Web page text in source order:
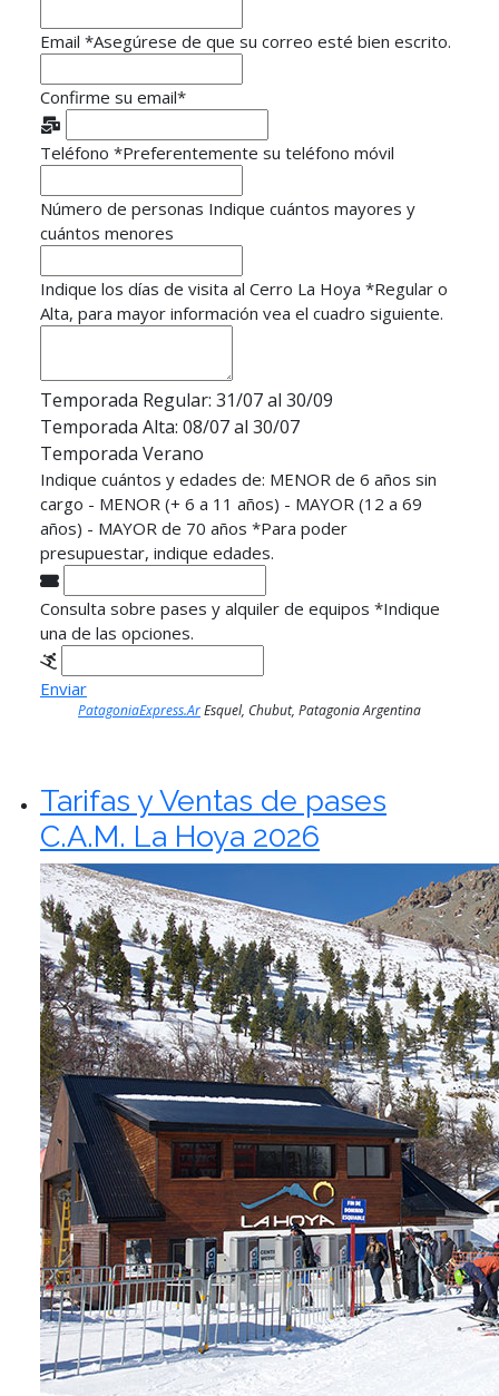
Email *Asegúrese de que su correo esté bien escrito.
Confirme su email*
Teléfono *Preferentemente su teléfono móvil
Número de personas Indique cuántos mayores y
cuántos menores
Indique los días de visita al Cerro La Hoya *Regular o
Alta, para mayor información vea el cuadro siguiente.
Temporada Regular: 31/07 al 30/09
Temporada Alta: 08/07 al 30/07
Temporada Verano
Indique cuántos y edades de: MENOR de 6 años sin
cargo - MENOR (+ 6 a 11 años) - MAYOR (12 a 69
años) - MAYOR de 70 años *Para poder
presupuestar, indique edades.
Consulta sobre pases y alquiler de equipos *Indique
una de las opciones.
Enviar
PatagoniaExpress.ArEsquel, Chubut, Patagonia Argentina
Tarifas y Ventas de pases
C.A.M. La Hoya 2026